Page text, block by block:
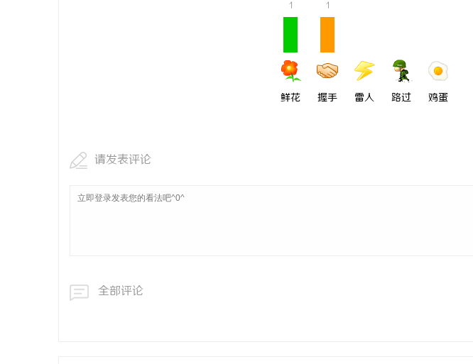
1
鲜花
1
握手 雷人 路过 鸡蛋
请发表评论
全部评论